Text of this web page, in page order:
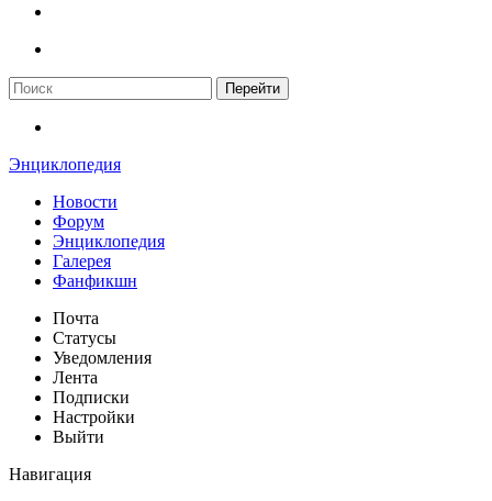
Энциклопедия
Новости
Форум
Энциклопедия
Галерея
Фанфикшн
Почта
Статусы
Уведомления
Лента
Подписки
Настройки
Выйти
Навигация